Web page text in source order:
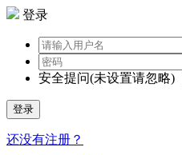
登录
安全提问(未设置请忽略)
登录
还没有注册？